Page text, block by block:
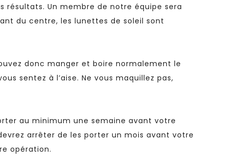
résultats. Un membre de notre équipe sera
du centre, les lunettes de soleil sont
donc manger et boire normalement le
sentez à l’aise. Ne vous maquillez pas,
au minimum une semaine avant votre
arrêter de les porter un mois avant votre
opération.